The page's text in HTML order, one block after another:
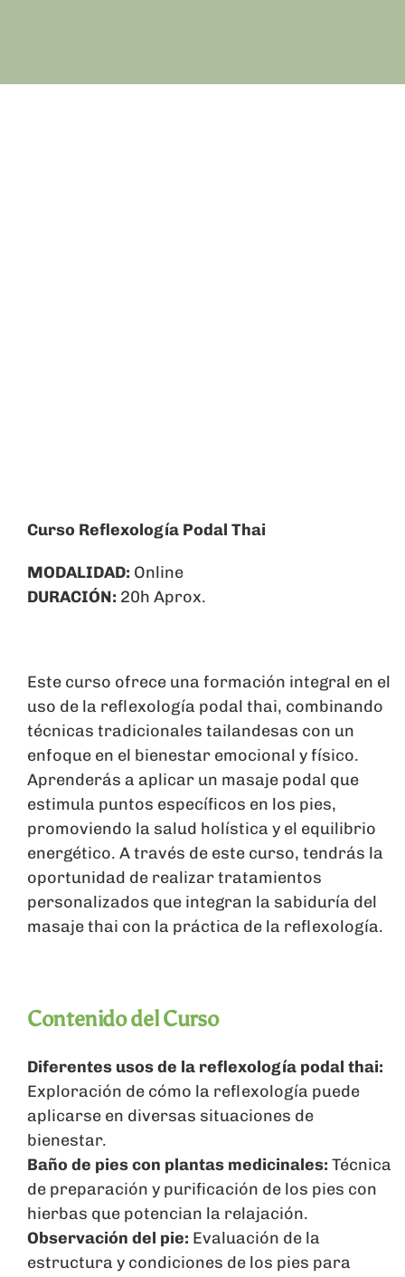
Curso Reflexología Podal Thai
MODALIDAD: Online
DURACIÓN: 20h Aprox.
Este curso ofrece una formación integral en el
uso de la reflexología podal thai, combinando
técnicas tradicionales tailandesas con un
enfoque en el bienestar emocional y físico.
Aprenderás a aplicar un masaje podal que
estimula puntos específicos en los pies,
promoviendo la salud holística y el equilibrio
energético. A través de este curso, tendrás la
oportunidad de realizar tratamientos
personalizados que integran la sabiduría del
masaje thai con la práctica de la reflexología.
Contenido del Curso
Diferentes usos de la reflexología podal thai:
Exploración de cómo la reflexología puede
aplicarse en diversas situaciones de
bienestar.
Baño de pies con plantas medicinales: Técnica
de preparación y purificación de los pies con
hierbas que potencian la relajación.
Observación del pie: Evaluación de la
estructura y condiciones de los pies para